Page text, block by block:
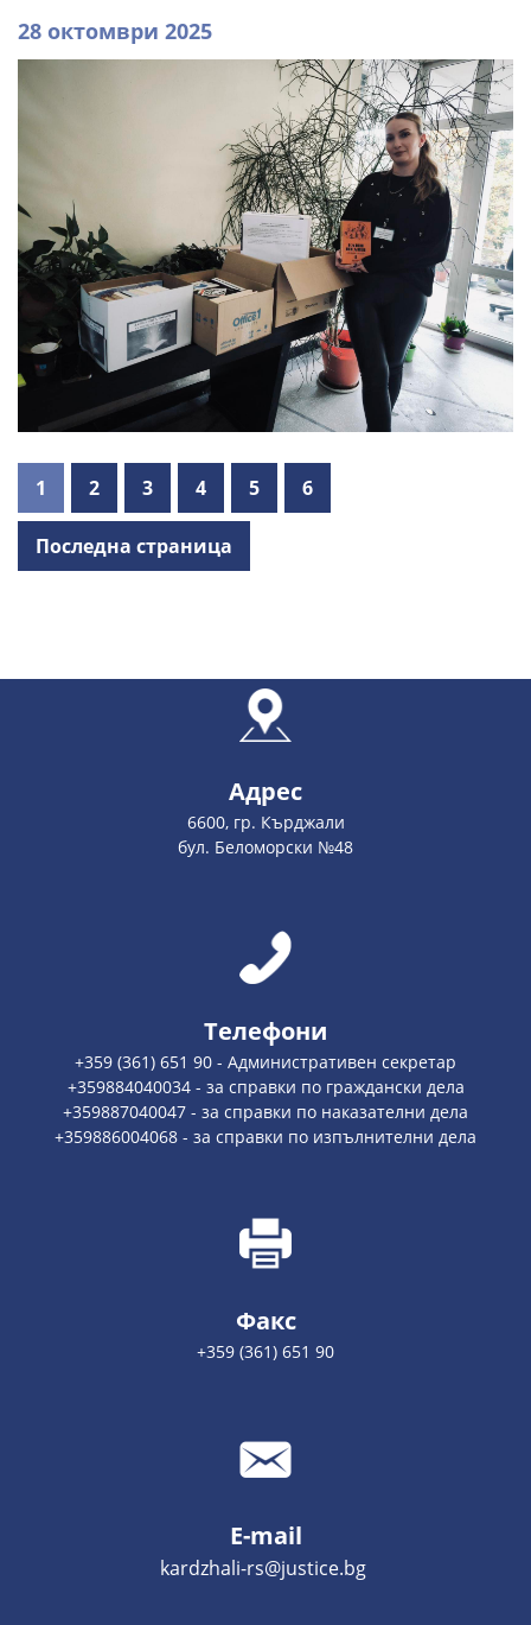
28 октомври 2025
1 2 3 4 5 6
Последна страница
Адрес
6600, гр. Кърджали
бул. Беломорски №48
Телефони
+359 (361) 651 90 - Административен секретар
+359884040034 - за справки по граждански дела
+359887040047 - за справки по наказателни дела
+359886004068 - за справки по изпълнителни дела
Факс
+359 (361) 651 90
E-mail
kardzhali-rs@justice.bg